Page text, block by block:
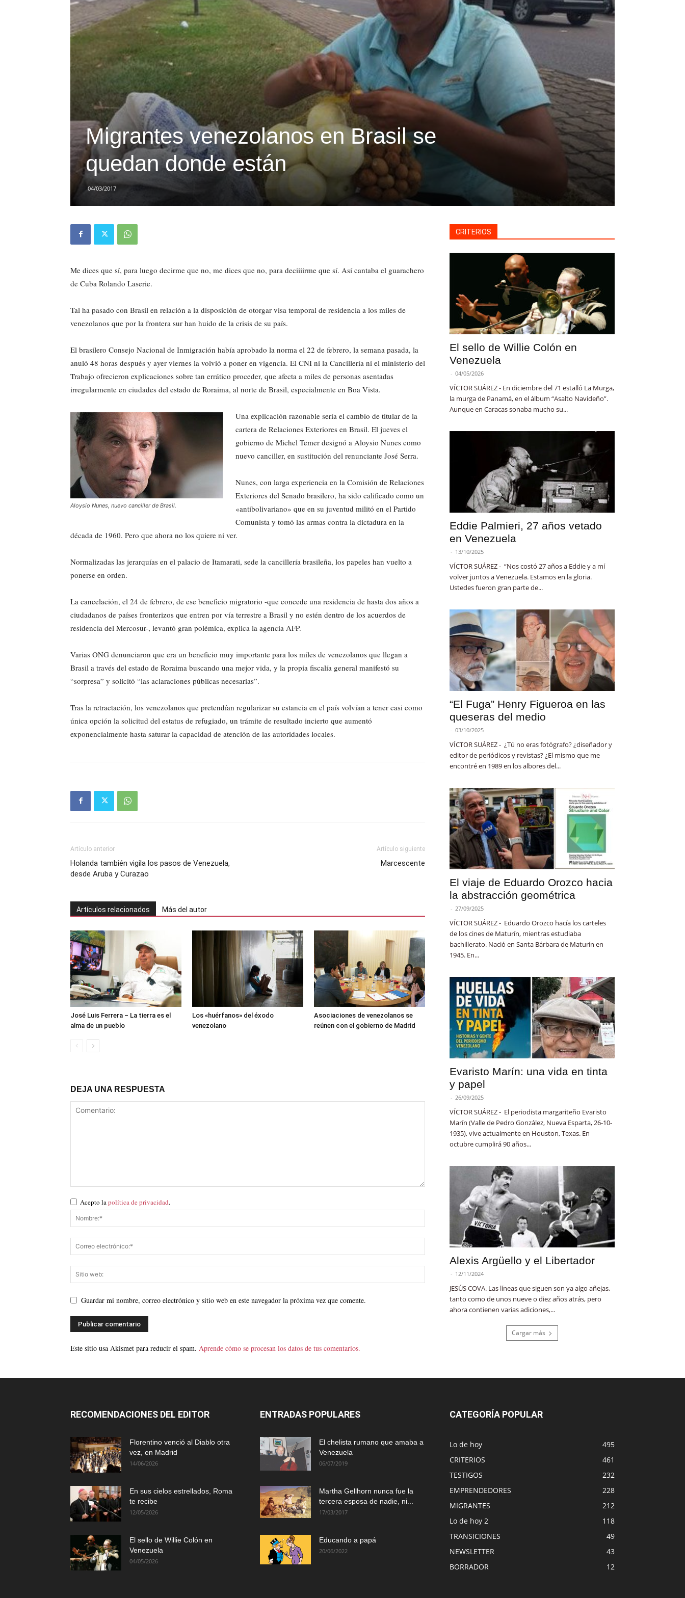
Migrantes venezolanos en Brasil se
quedan donde están
04/03/2017
Me dices que sí, para luego decirme que no, me dices que no, para deciiiirme que sí. Así cantaba el guarachero
de Cuba Rolando Laserie.
Tal ha pasado con Brasil en relación a la disposición de otorgar visa temporal de residencia a los miles de
venezolanos que por la frontera sur han huido de la crisis de su país.
El brasilero Consejo Nacional de Inmigración había aprobado la norma el 22 de febrero, la semana pasada, la
anuló 48 horas después y ayer viernes la volvió a poner en vigencia. El CNI ni la Cancillería ni el ministerio del
Trabajo ofrecieron explicaciones sobre tan errático proceder, que afecta a miles de personas asentadas
irregularmente en ciudades del estado de Roraima, al norte de Brasil, especialmente en Boa Vista.
Aloysio Nunes, nuevo canciller de Brasil.
Una explicación razonable sería el cambio de titular de la
cartera de Relaciones Exteriores en Brasil. El jueves el
gobierno de Michel Temer designó a Aloysio Nunes como
nuevo canciller, en sustitución del renunciante José Serra.
Nunes, con larga experiencia en la Comisión de Relaciones
Exteriores del Senado brasilero, ha sido calificado como un
«antibolivariano» que en su juventud militó en el Partido
Comunista y tomó las armas contra la dictadura en la
década de 1960. Pero que ahora no los quiere ni ver.
Normalizadas las jerarquías en el palacio de Itamarati, sede la cancillería brasileña, los papeles han vuelto a
ponerse en orden.
La cancelación, el 24 de febrero, de ese beneficio migratorio -que concede una residencia de hasta dos años a
ciudadanos de países fronterizos que entren por vía terrestre a Brasil y no estén dentro de los acuerdos de
residencia del Mercosur-, levantó gran polémica, explica la agencia AFP.
Varias ONG denunciaron que era un beneficio muy importante para los miles de venezolanos que llegan a
Brasil a través del estado de Roraima buscando una mejor vida, y la propia fiscalía general manifestó su
“sorpresa” y solicitó “las aclaraciones públicas necesarias”.
Tras la retractación, los venezolanos que pretendían regularizar su estancia en el país volvían a tener casi como
única opción la solicitud del estatus de refugiado, un trámite de resultado incierto que aumentó
exponencialmente hasta saturar la capacidad de atención de las autoridades locales.
Artículo anterior
Holanda también vigila los pasos de Venezuela,
desde Aruba y Curazao
Artículo siguiente
Marcescente
Artículos relacionados Más del autor
José Luis Ferrera – La tierra es el
alma de un pueblo
Los «huérfanos» del éxodo
venezolano
Asociaciones de venezolanos se
reúnen con el gobierno de Madrid
DEJA UNA RESPUESTA
Acepto lapolítica de privacidad.
Guardar mi nombre, correo electrónico y sitio web en este navegador la próxima vez que comente.
Este sitio usa Akismet para reducir el spam. Aprende cómo se procesan los datos de tus comentarios.
CRITERIOS
El sello de Willie Colón en
Venezuela
- 04/05/2026
VÍCTOR SUÁREZ - En diciembre del 71 estalló La Murga,
la murga de Panamá, en el álbum “Asalto Navideño”.
Aunque en Caracas sonaba mucho su...
Eddie Palmieri, 27 años vetado
en Venezuela
- 13/10/2025
VÍCTOR SUÁREZ - “Nos costó 27 años a Eddie y a mí
volver juntos a Venezuela. Estamos en la gloria.
Ustedes fueron gran parte de...
“El Fuga” Henry Figueroa en las
queseras del medio
- 03/10/2025
VÍCTOR SUÁREZ - ¿Tú no eras fotógrafo? ¿diseñador y
editor de periódicos y revistas? ¿El mismo que me
encontré en 1989 en los albores del...
El viaje de Eduardo Orozco hacia
la abstracción geométrica
- 27/09/2025
VÍCTOR SUÁREZ - Eduardo Orozco hacía los carteles
de los cines de Maturín, mientras estudiaba
bachillerato. Nació en Santa Bárbara de Maturín en
1945. En...
Evaristo Marín: una vida en tinta
y papel
- 26/09/2025
VÍCTOR SUÁREZ - El periodista margariteño Evaristo
Marín (Valle de Pedro González, Nueva Esparta, 26-10-
1935), vive actualmente en Houston, Texas. En
octubre cumplirá 90 años...
Alexis Argüello y el Libertador
- 12/11/2024
JESÚS COVA. Las líneas que siguen son ya algo añejas,
tanto como de unos nueve o diez años atrás, pero
ahora contienen varias adiciones,...
Cargar más
RECOMENDACIONES DEL EDITOR
Florentino venció al Diablo otra
vez, en Madrid
14/06/2026
En sus cielos estrellados, Roma
te recibe
12/05/2026
El sello de Willie Colón en
Venezuela
04/05/2026
ENTRADAS POPULARES
El chelista rumano que amaba a
Venezuela
06/07/2019
Martha Gellhorn nunca fue la
tercera esposa de nadie, ni...
17/03/2017
Educando a papá
20/06/2022
CATEGORÍA POPULAR
Lo de hoy
495
CRITERIOS
461
TESTIGOS
232
EMPRENDEDORES
228
MIGRANTES
212
Lo de hoy 2
118
TRANSICIONES
49
NEWSLETTER
43
BORRADOR
12